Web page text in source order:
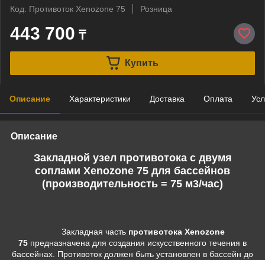
Код: Противоток Xenozone 75
Розница
443 700 ₸
Купить
Описание Характеристики Доставка Оплата
Описание
Закладной узел противотока с двумя
соплами Xenozone 75 для бассейнов
(производительность = 75 м3/час)
Закладная часть противотока Xenozone
75 предназначена для создания искусственного течения в
бассейнах. Противоток должен быть установлен в бассейн до